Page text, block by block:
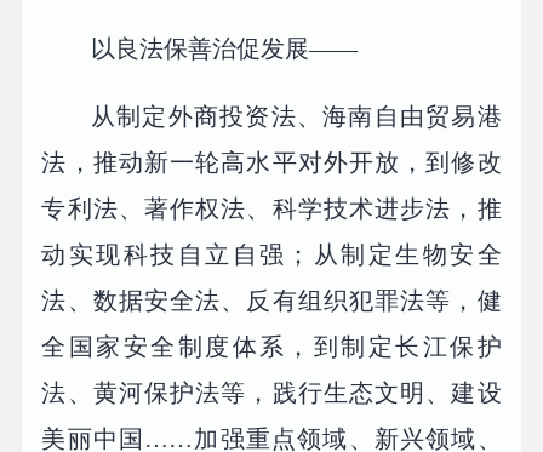
以良法保善治促发展——
从制定外商投资法、海南自由贸易港
法，推动新一轮高水平对外开放，到修改
专利法、著作权法、科学技术进步法，推
动实现科技自立自强；从制定生物安全
法、数据安全法、反有组织犯罪法等，健
全国家安全制度体系，到制定长江保护
法、黄河保护法等，践行生态文明、建设
美丽中国……加强重点领域、新兴领域、